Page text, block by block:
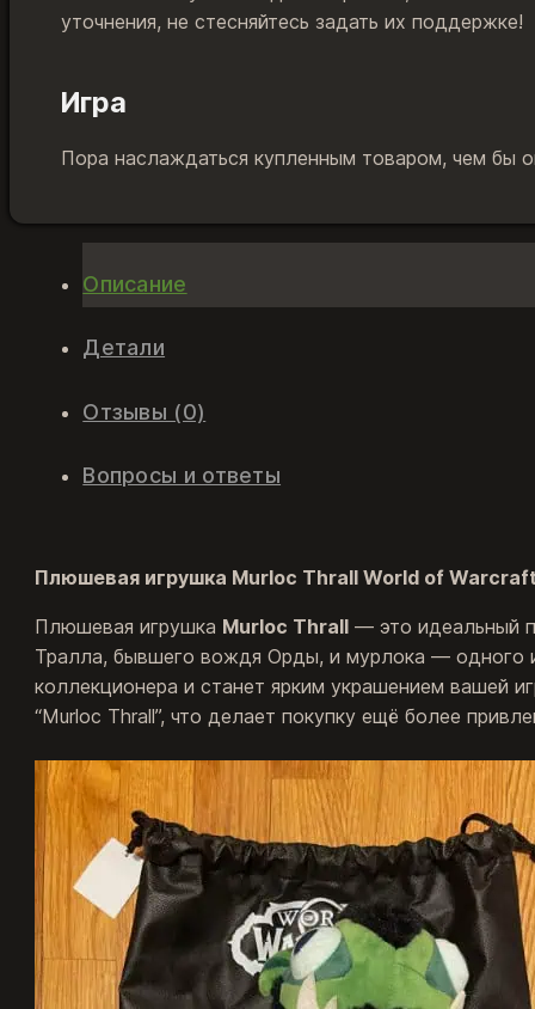
уточнения, не стесняйтесь задать их поддержке!
Игра
Пора наслаждаться купленным товаром, чем бы
Описание
Детали
Отзывы (0)
Вопросы и ответы
Плюшевая игрушка Murloc Thrall World of
Плюшевая игрушка Murloc Thrall — это идеальный
Тралла, бывшего вождя Орды, и мурлока — одного
коллекционера и станет ярким украшением вашей
“Murloc Thrall”, что делает покупку ещё более